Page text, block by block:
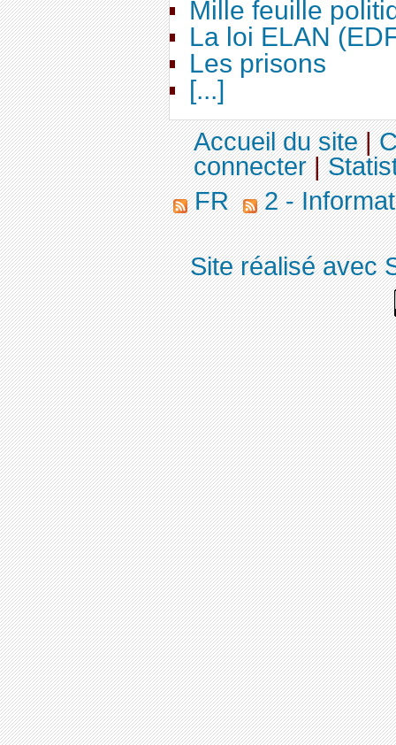
Mille feuille
La loi ELAN
Les prisons
[...]
Accueil du site|
connecter|
FR
2 -
Site réalisé avec